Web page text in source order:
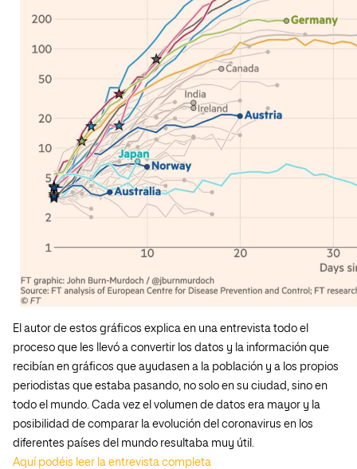
El autor de estos gráficos explica en una entrevista todo el
proceso que les llevó a convertir los datos y la información que
recibían en gráficos que ayudasen a la población y a los propios
periodistas que estaba pasando, no solo en su ciudad, sino en
todo el mundo. Cada vez el volumen de datos era mayor y la
posibilidad de comparar la evolución del coronavirus en los
diferentes países del mundo resultaba muy útil.
Aquí podéis leer la entrevista completa